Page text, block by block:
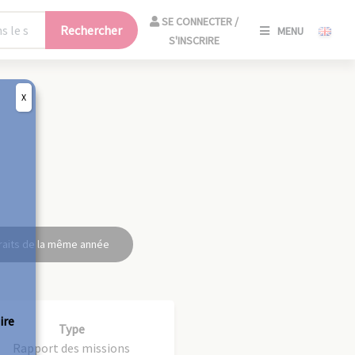
Rechercher
SE CONNECTER /
S'INSCRIRE
MENU
de la même année
Type
Rapport des missions
X